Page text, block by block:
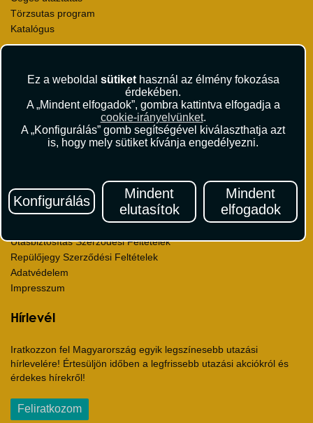
Ez a weboldal sütikethasznál az élmény fokozása
érdekében.
A „Mindent elfogadok”, gombra kattintva elfogadja a
cookie-irányelvünket.
A „Konfigurálás” gomb segítségével kiválaszthatja azt
is, hogy mely sütiket kívánja engedélyezni.
Konfigurálás
Mindent
elutasítok
Mindent
elfogadok
Törzsutas program
Katalógus
Kapcsolat
Sajtószoba
Karrier
Pályázatok
Környezettudatosság
Utazási Csomag Szerződési Feltételek
Útlemondás-biztosítás Szerződési Feltételek
Utasbiztosítás Szerződési Feltételek
Repülőjegy Szerződési Feltételek
Adatvédelem
Impresszum
Hírlevél
Iratkozzon fel Magyarország egyik legszínesebb utazási
hírlevelére! Értesüljön időben a legfrissebb utazási akciókról és
érdekes hírekről!
Feliratkozom